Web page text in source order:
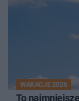
WAKACJE 2026
To